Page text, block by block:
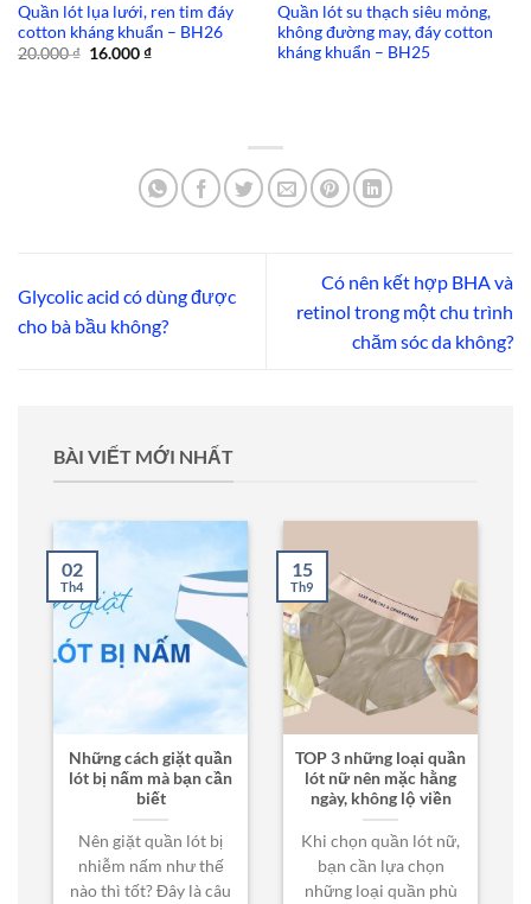
Quần lót lụa lưới, ren tim đáy
cotton kháng khuẩn – BH26
20.000₫ Giá
16.000₫Giá
Quần lót su thạch siêu mỏng,
không đường may, đáy cotton
kháng khuẩn – BH25
Glycolic acid có dùng được
cho bà bầu không?
Có nên kết hợp BHA và
retinol trong một chu trình
chăm sóc da không?
BÀI VIẾT MỚI NHẤT
Những cách giặt quần
lót bị nấm mà bạn cần
biết
Nên giặt quần lót bị
nhiễm nấm như thế
nào thì tốt? Đây là câu
02
Th4
TOP 3 những loại quần
lót nữ nên mặc hằng
ngày, không lộ viền
Khi chọn quần lót nữ,
bạn cần lựa chọn
những loại quần phù
15
Th9